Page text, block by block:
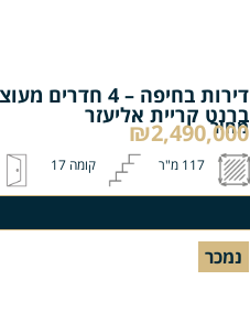
דירות בחיפה – 4
ברנט קריית אליעזר
מחיר
₪2,490,000
117 מ"ר קומה 17
נמכר